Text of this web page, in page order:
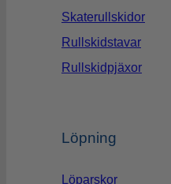
Skaterullskidor
Rullskidstavar
Rullskidpjäxor
Löpning
Löparskor